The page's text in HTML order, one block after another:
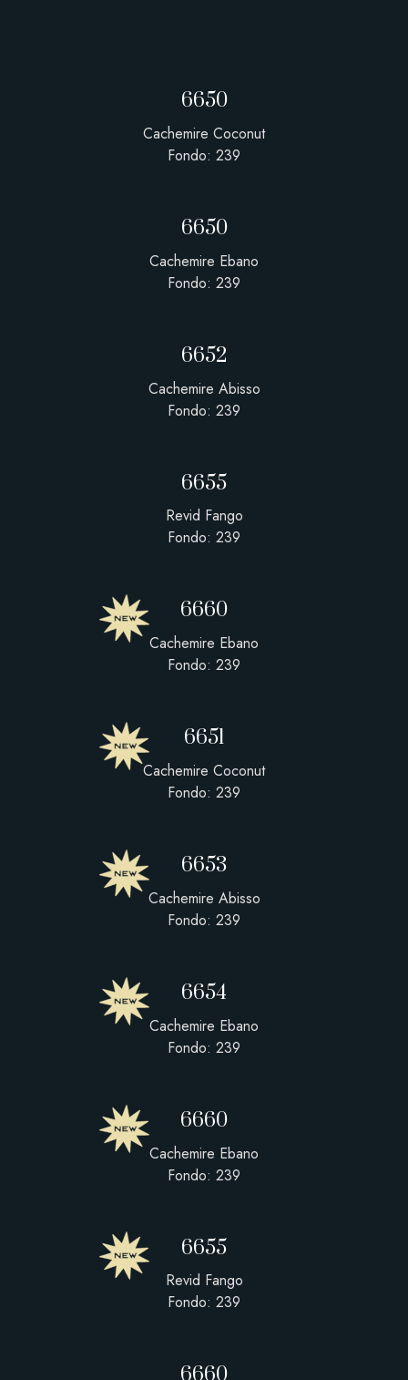
6650
Cachemire Coconut
Fondo: 239
6650
Cachemire Ebano
Fondo: 239
6652
Cachemire Abisso
Fondo: 239
6655
Revid Fango
Fondo: 239
6660
Cachemire Ebano
Fondo: 239
6651
Cachemire Coconut
Fondo: 239
6653
Cachemire Abisso
Fondo: 239
6654
Cachemire Ebano
Fondo: 239
6660
Cachemire Ebano
Fondo: 239
6655
Revid Fango
Fondo: 239